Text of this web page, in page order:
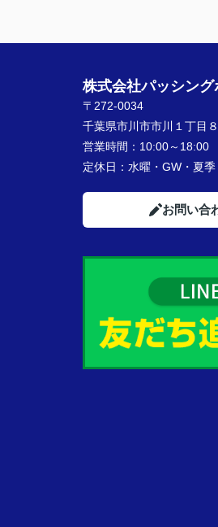
株式会社パッシン
〒272-0034
千葉県市川市市川１丁目
営業時間： 10:00～18:00
定休日： 水曜・GW・夏
お問い合